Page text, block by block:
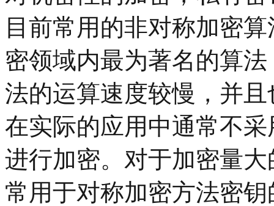
目前常用的非对称加密
密领域内最为著名的算
法的运算速度较慢，并
在实际的应用中通常不
进行加密。对于加密量
常用于对称加密方法密